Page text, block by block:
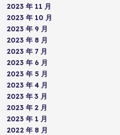
2023 年 11 月
2023 年 10 月
2023 年 9 月
2023 年 8 月
2023 年 7 月
2023 年 6 月
2023 年 5 月
2023 年 4 月
2023 年 3 月
2023 年 2 月
2023 年 1 月
2022 年 8 月